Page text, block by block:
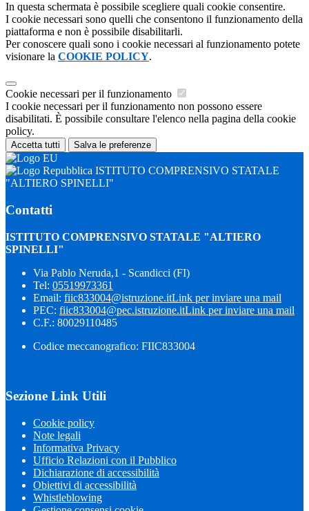
In questa schermata è possibile scegliere quali cookie consentire.
I cookie necessari sono quelli che consentono il funzionamento della
piattaforma e non è possibile disabilitarli.
Per conoscere quali sono i cookie necessari al funzionamento potete
visionare la COOKIE POLICY.
Cookie necessari per il funzionamento
I cookie necessari per il funzionamento non possono essere
disabilitati. È possibile consultare l'elenco nella pagina della cookie
policy.
Accetta tutti Salva le preferenze
ISTITUTO COMPRENSIVO STATALE
"ALTIERO SPINELLI"
Contatti
ISTITUTO COMPRENSIVO STATALE "ALTIERO
SPINELLI"
Via Pablo Neruda,1 - Scandicci (FI)
Tel: 05519973361
Email: fiic833004@istruzione.itLink per inviare una mail
PEC: fiic833004@pec.istruzione.itLink per inviare una mail
C.F.: 80029110485
Codice meccanografico: FIIC833004
Sezione Link Utili
Cookie policy
Note legali
Informativa Privacy
Ufficio Relazioni con il Pubblico
Dichiarazione di accessibilità
Obiettivi di accessibilità
Whistleblowing